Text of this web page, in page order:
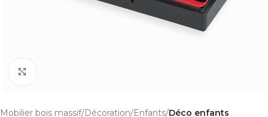
Mobilier bois massif Décoration Enfants Déco enfants